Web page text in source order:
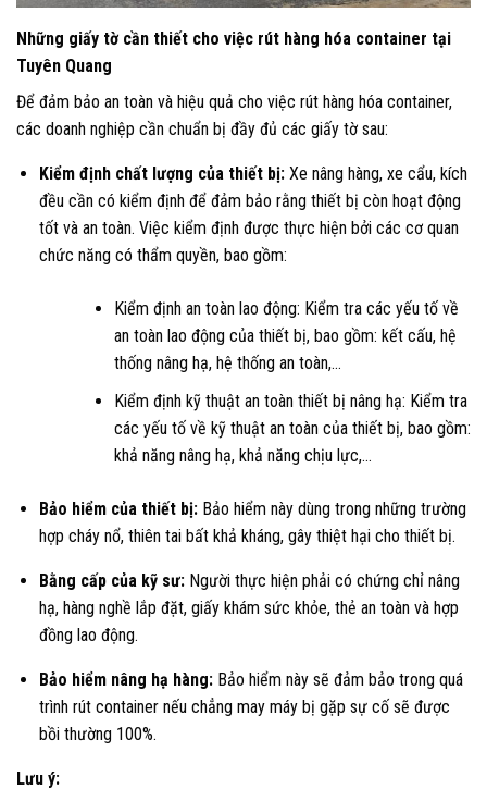
Những giấy tờ cần thiết cho việc rút hàng hóa container tại
Tuyên Quang
Để đảm bảo an toàn và hiệu quả cho việc rút hàng hóa container,
các doanh nghiệp cần chuẩn bị đầy đủ các giấy tờ sau:
Kiểm định chất lượng của thiết bị:Xe nâng hàng, xe cẩu, kích
đều cần có kiểm định để đảm bảo rằng thiết bị còn hoạt động
tốt và an toàn. Việc kiểm định được thực hiện bởi các cơ quan
chức năng có thẩm quyền, bao gồm:
Kiểm định an toàn lao động: Kiểm tra các yếu tố về
an toàn lao động của thiết bị, bao gồm: kết cấu, hệ
thống nâng hạ, hệ thống an toàn,…
Kiểm định kỹ thuật an toàn thiết bị nâng hạ: Kiểm tra
các yếu tố về kỹ thuật an toàn của thiết bị, bao gồm:
khả năng nâng hạ, khả năng chịu lực,…
Bảo hiểm của thiết bị:Bảo hiểm này dùng trong những trường
hợp cháy nổ, thiên tai bất khả kháng, gây thiệt hại cho thiết bị.
Bằng cấp của kỹ sư:Người thực hiện phải có chứng chỉ nâng
hạ, hàng nghề lắp đặt, giấy khám sức khỏe, thẻ an toàn và hợp
đồng lao động.
Bảo hiểm nâng hạ hàng:Bảo hiểm này sẽ đảm bảo trong quá
trình rút container nếu chẳng may máy bị gặp sự cố sẽ được
bồi thường 100%.
Lưu ý: